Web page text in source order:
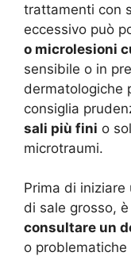
trattamenti con
eccessivo può
o microlesioni
sensibile o in
dermatologiche
consiglia
sali più fini o
microtraumi.
Prima di
di sale grosso,
consultare un
o